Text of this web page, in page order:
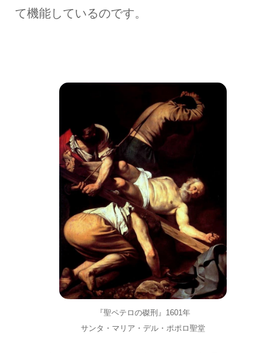
て機能しているのです。
『聖ペテロの磔刑』1601年
サンタ・マリア・デル・ポポロ聖堂